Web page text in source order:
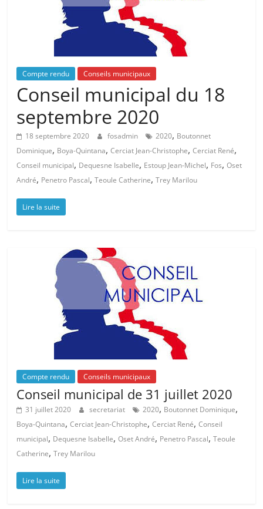
Compte rendu Conseils municipaux
Conseil municipal du 18
septembre 2020
18 septembre 2020 fosadmin 2020, Boutonnet
Dominique, Boya-Quintana,Cerciat Jean-Christophe,Cerciat René,
Conseil municipal, Dequesne Isabelle, Estoup Jean-Michel, Fos,Oset
André, Penetro Pascal,Teoule Catherine,Trey Marilou
Lire la suite
Compte rendu Conseils municipaux
Conseil municipal de 31 juillet 2020
31 juillet 2020 secretariat 2020, Boutonnet Dominique,
Boya-Quintana,Cerciat Jean-Christophe,Cerciat René,Conseil
municipal, Dequesne Isabelle,Oset André, Penetro Pascal,Teoule
Catherine,Trey Marilou
Lire la suite